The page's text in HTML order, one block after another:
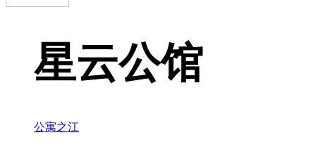
星云公馆
公寓之江